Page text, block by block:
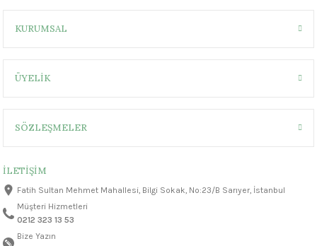
KURUMSAL
ÜYELİK
SÖZLEŞMELER
İLETİŞİM
Fatih Sultan Mehmet Mahallesi, Bilgi Sokak, No:23/B Sarıyer, İstanbul
Müşteri Hizmetleri
0212 323 13 53
Bize Yazın